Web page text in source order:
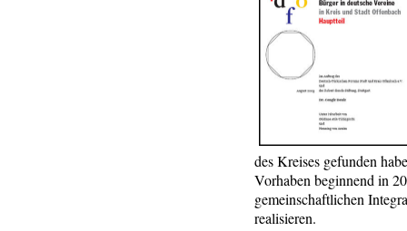
des Kreises gefunden
Vorhaben beginnend in
gemeinschaftlichen
realisieren.